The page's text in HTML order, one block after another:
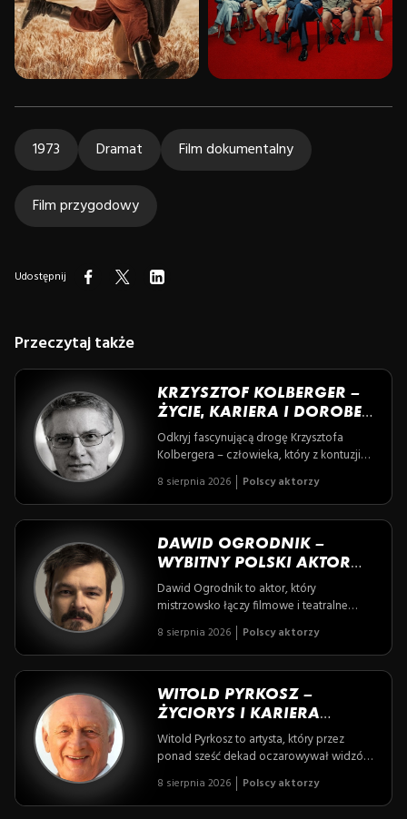
1973 Dramat Film dokumentalny
Film przygodowy
Udostępnij
Przeczytaj także
KRZYSZTOF KOLBERGER –
ŻYCIE, KARIERA I DOROBEK
ARTYSTYCZNY
Odkryj fascynującą drogę Krzysztofa
Kolbergera – człowieka, który z kontuzji
sportowej wyprowadził niezłomną pasję
do aktorstwa, tworząc pamiętne role na
scenie i ekranie, jednocześnie będąc
symbolem odwagi w obliczu życiowych
trudności. Poznaj artystę, dla którego
sztuka była nie tylko zawodem, ale także
zaangażowania.
8 sierpnia 2026 Polscy aktorzy
DAWID OGRODNIK –
WYBITNY POLSKI AKTOR
FILMOWY I TEATRALNY
Dawid Ogrodnik to aktor, który
mistrzowsko łączy filmowe i teatralne
kreacje, nie bojąc się trudnych ról i
wyzwań, które poruszają ważne tematy
społeczne. Poznaj historię człowieka, dla
którego sztuka to nie tylko zawód, lecz
także misja i sposób na wspieranie
psychicznego dobrostanu.
8 sierpnia 2026 Polscy aktorzy
WITOLD PYRKOSZ –
ŻYCIORYS I KARIERA
WYBITNEGO POLSKIEGO
AKTORA
Witold Pyrkosz to artysta, który przez
ponad sześć dekad oczarowywał widzów
swoimi niezapomnianymi kreacjami – od
bohaterskiego Franka Wichury po
ciepłego Lucjana Mostowiaka. Odkryj
8 sierpnia 2026 Polscy aktorzy